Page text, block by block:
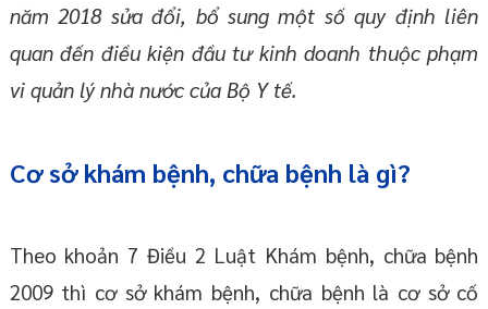
năm 2018 sửa đổi, bổ sung một số quy định liên
quan đến điều kiện đầu tư kinh doanh thuộc phạm
vi quản lý nhà nước của Bộ Y tế.
Cơ sở khám bệnh, chữa bệnh là gì?
Theo khoản 7 Điều 2 Luật Khám bệnh, chữa bệnh
2009 thì cơ sở khám bệnh, chữa bệnh là cơ sở cố